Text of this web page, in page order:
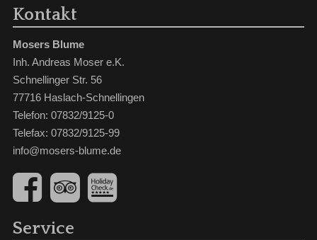
Kontakt
Mosers Blume
Inh. Andreas Moser e.K.
Schnellinger Str. 56
77716 Haslach-Schnellingen
Telefon: 07832/9125-0
Telefax: 07832/9125-99
info@mosers-blume.de
Service